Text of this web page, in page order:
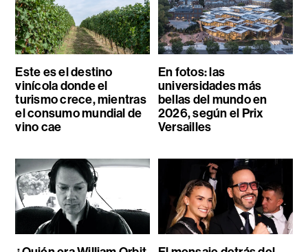
Este es el destino
vinícola donde el
turismo crece, mientras
el consumo mundial de
vino cae
En fotos: las
universidades más
bellas del mundo en
2026, según el Prix
Versailles